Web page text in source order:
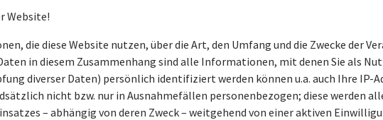
Website!
die diese Website nutzen, über die Art, den Umfang und die Zwecke der
in diesem Zusammenhang sind alle Informationen, mit denen Sie als
diverser Daten) persönlich identifiziert werden können u.a. auch Ihre IP-
nicht bzw. nur in Ausnahmefällen personenbezogen; diese werden
– abhängig von deren Zweck – weitgehend von einer aktiven